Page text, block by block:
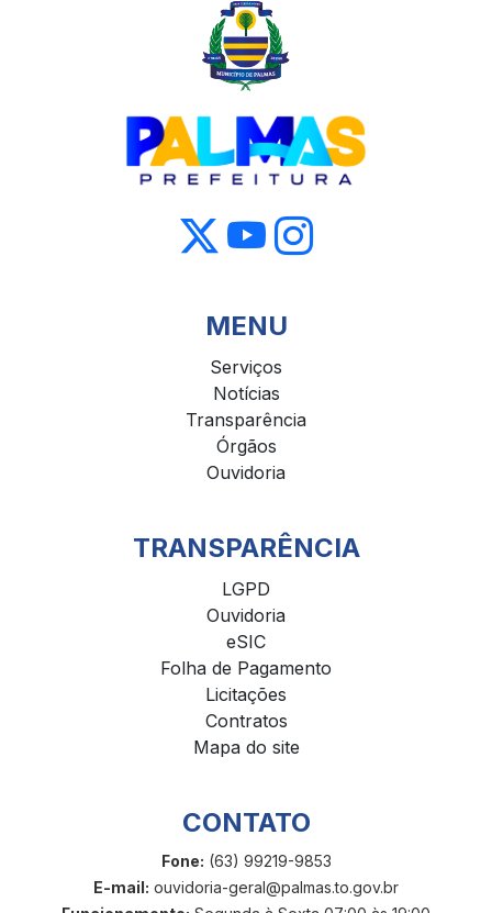
MENU
Serviços
Notícias
Transparência
Órgãos
Ouvidoria
TRANSPARÊNCIA
LGPD
Ouvidoria
eSIC
Folha de Pagamento
Licitações
Contratos
Mapa do site
CONTATO
Fone: (63) 99219-9853
E-mail: ouvidoria-geral@palmas.to.gov.br